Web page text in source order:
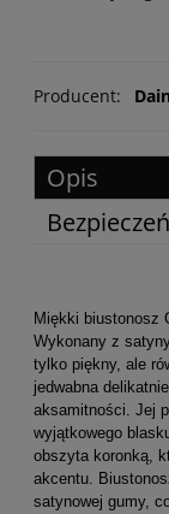
Producent:
Opis
Miękki biustonosz
Wykonany z
tylko piękny, ale
jedwabna
aksamitności. Jej
wyjątkowego
obszyta koronką,
akcentu.
satynowej gumy,